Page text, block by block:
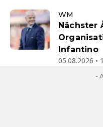
WM
Nächster
Infantino
05.08.2026 •
-